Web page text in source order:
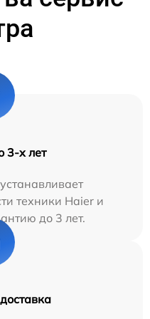
3-х лет
техники Haier и
до 3 лет.